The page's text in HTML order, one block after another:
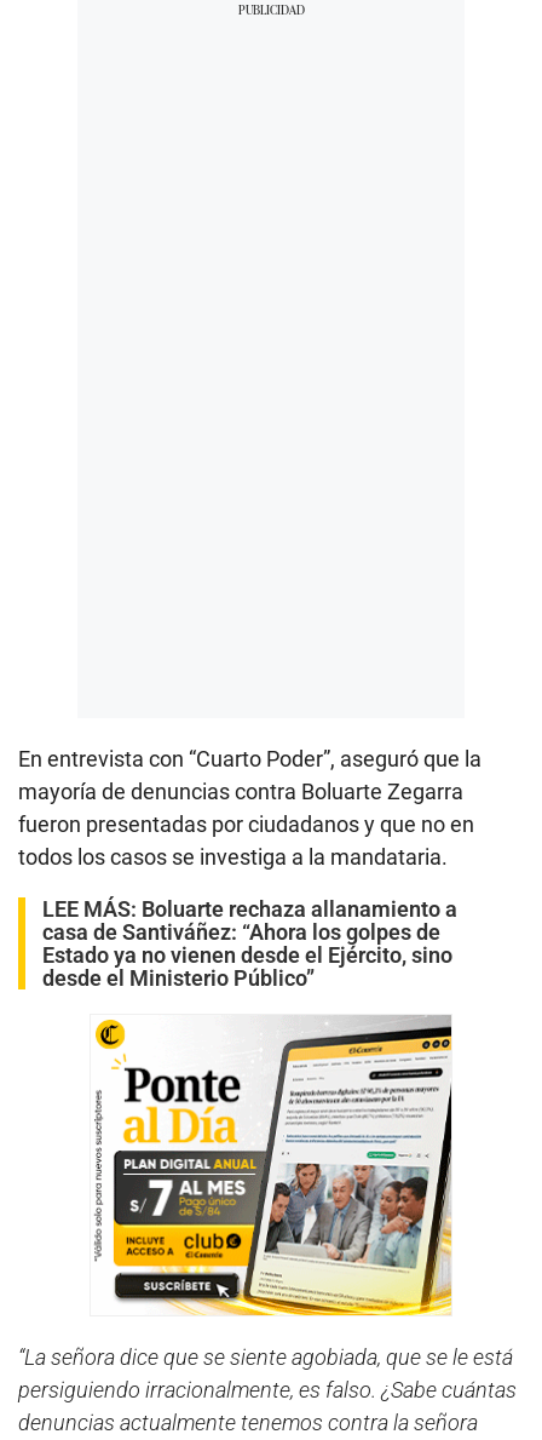
En entrevista con “Cuarto Poder”, aseguró que la
mayoría de denuncias contra Boluarte Zegarra
fueron presentadas por ciudadanos y que no en
todos los casos se investiga a la mandataria.
LEE MÁS: Boluarte rechaza allanamiento a
casa de Santiváñez: “Ahora los golpes de
Estado ya no vienen desde el Ejército, sino
desde el Ministerio Público”
“La señora dice que se siente agobiada, que se le está
persiguiendo irracionalmente, es falso. ¿Sabe cuántas
denuncias actualmente tenemos contra la señora